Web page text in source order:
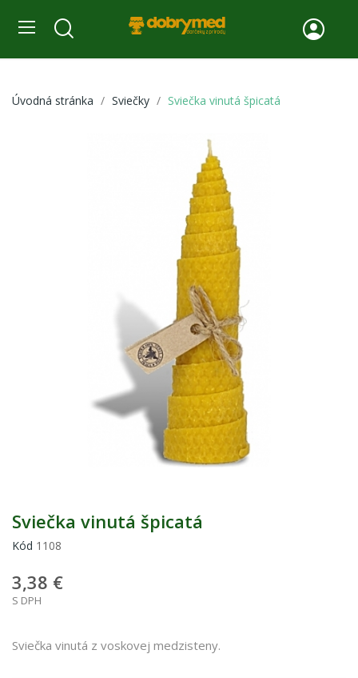
Úvodná stránka Sviečky Sviečka vinutá špicatá
Sviečka vinutá špicatá
Kód 1108
3,38 €
S DPH
Sviečka vinutá z voskovej medzisteny.